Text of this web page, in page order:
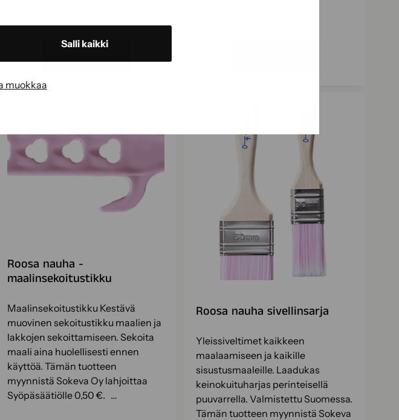
Salli kaikki
muokkaa
Roosa nauha -
maalinsekoitustikku
Maalinsekoitustikku Kestävä
muovinen sekoitustikku maalien ja
lakkojen sekoittamiseen. Sekoita
maali aina huolellisesti ennen
käyttöä. Tämän tuotteen
myynnistä Sokeva Oy lahjoittaa
Syöpäsäätiölle 0,50 €. …
Roosa nauha sivellinsarja
Yleissiveltimet kaikkeen
maalaamiseen ja kaikille
sisustusmaaleille. Laadukas
keinokuituharjas perinteisellä
puuvarrella. Valmistettu Suomessa.
Tämän tuotteen myynnistä Sokeva